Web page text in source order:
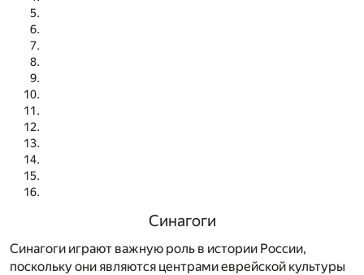
Синагоги
Синагоги играют важную роль в истории России,
поскольку они являются центрами еврейской культуры